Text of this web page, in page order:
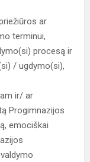
ar
terminui,
procesą ir
/ ugdymo(si),
ir/ ar
Progimnazijos
emociškai